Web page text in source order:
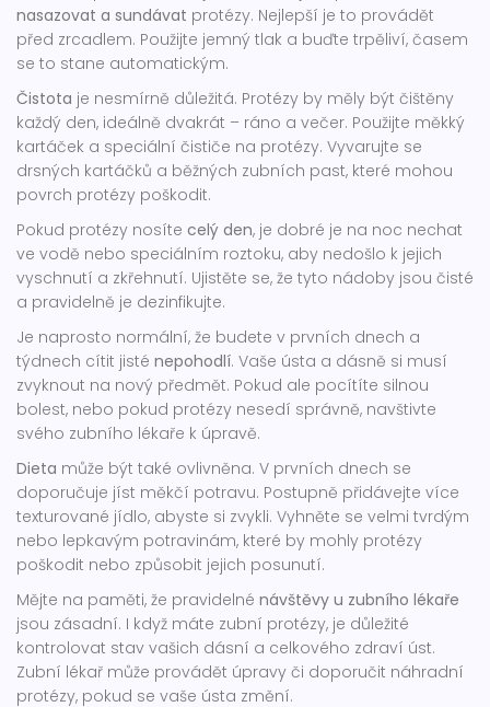
nasazovat a sundávat protézy. Nejlepší je to provádět
před zrcadlem. Použijte jemný tlak a buďte trpěliví, časem
se to stane automatickým.
Čistota je nesmírně důležitá. Protézy by měly být čištěny
každý den, ideálně dvakrát – ráno a večer. Použijte měkký
kartáček a speciální čističe na protézy. Vyvarujte se
drsných kartáčků a běžných zubních past, které mohou
povrch protézy poškodit.
Pokud protézy nosíte celý den, je dobré je na noc nechat
ve vodě nebo speciálním roztoku, aby nedošlo k jejich
vyschnutí a zkřehnutí. Ujistěte se, že tyto nádoby jsou čisté
a pravidelně je dezinfikujte.
Je naprosto normální, že budete v prvních dnech a
týdnech cítit jisté nepohodlí. Vaše ústa a dásně si musí
zvyknout na nový předmět. Pokud ale pocítíte silnou
bolest, nebo pokud protézy nesedí správně, navštivte
svého zubního lékaře k úpravě.
Dieta může být také ovlivněna. V prvních dnech se
doporučuje jíst měkčí potravu. Postupně přidávejte více
texturované jídlo, abyste si zvykli. Vyhněte se velmi tvrdým
nebo lepkavým potravinám, které by mohly protézy
poškodit nebo způsobit jejich posunutí.
Mějte na paměti, že pravidelné návštěvy u zubního lékaře
jsou zásadní. I když máte zubní protézy, je důležité
kontrolovat stav vašich dásní a celkového zdraví úst.
Zubní lékař může provádět úpravy či doporučit náhradní
protézy, pokud se vaše ústa změní.